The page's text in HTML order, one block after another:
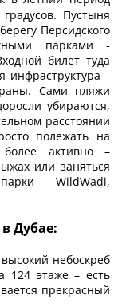
Пустыня
Персидского
парками -
билет туда
инфраструктура –
Сами пляжи
убираются,
расстоянии
полежать на
активно –
или заняться
- WildWadi,
Дубае:
небоскреб
124 этаже – есть
прекрасный